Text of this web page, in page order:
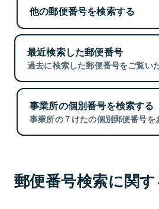
他の郵便番号を検索する
最近検索した郵便番号
過去に検索した郵便番号をご覧い
事業所の個別番号を検索する
事業所の７けたの個別郵便番号を
郵便番号検索に関